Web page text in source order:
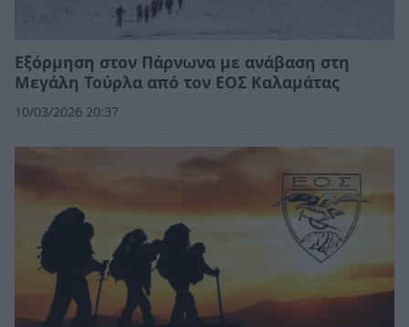
Εξόρμηση στον Πάρνωνα με ανάβαση στη
Μεγάλη Τούρλα από τον ΕΟΣ Καλαμάτας
10/03/2026 20:37